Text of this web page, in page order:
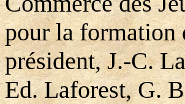
pour la
président, J.-C.
Ed. Laforest, G.